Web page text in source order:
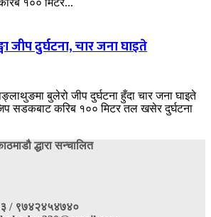
१०० मिटर...
जीप दुर्घटना, चार जना घाइते
बुलेरो जीप दुर्घटना हुँदा चार जना घाइते
सडकबाट करिब १०० मिटर तल खसेर दुर्घटना
द्धारा सन्चालित
/ ९७४२४५४७४०